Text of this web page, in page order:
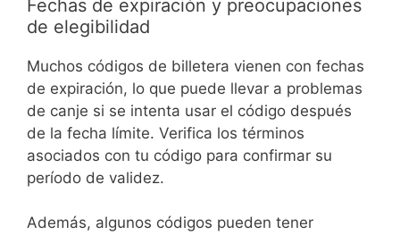
Fechas de expiración y preocupaciones
de elegibilidad
Muchos códigos de billetera vienen con fechas
de expiración, lo que puede llevar a problemas
de canje si se intenta usar el código después
de la fecha límite. Verifica los términos
asociados con tu código para confirmar su
período de validez.
Además, algunos códigos pueden tener